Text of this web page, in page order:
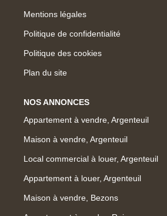
Mentions légales
Politique de confidentialité
Politique des cookies
Plan du site
NOS ANNONCES
Appartement à vendre, Argenteuil
Maison à vendre, Argenteuil
Local commercial à louer, Argenteuil
Appartement à louer, Argenteuil
Maison à vendre, Bezons